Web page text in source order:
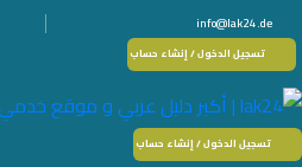
info@lak24.de
تسجيل الدخول / إنشاء حساب
تسجيل الدخول / إنشاء حساب